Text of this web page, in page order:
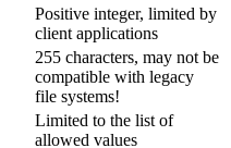
Positive integer, limited by
client applications
255 characters, may not be
compatible with legacy
file systems!
Limited to the list of
allowed values